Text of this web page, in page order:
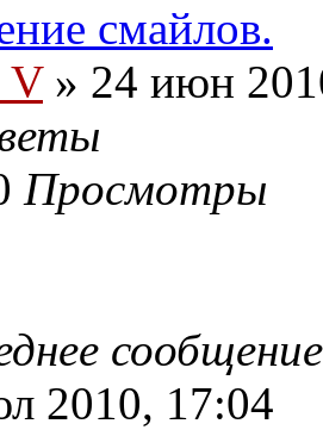
смайлов.
» 24 июн
Просмотры
2010, 17:04